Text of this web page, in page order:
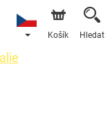
Košík Hledat